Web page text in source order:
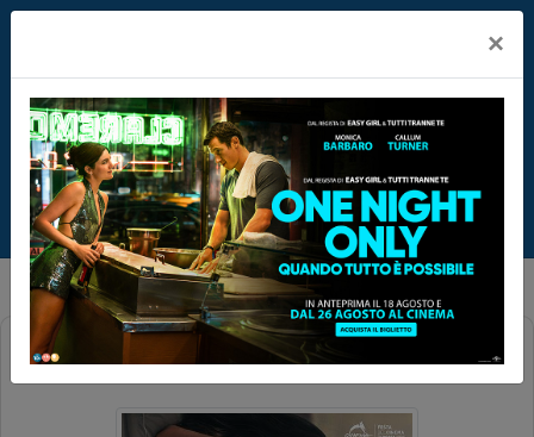
BREVE STORIA D'AMORE
×